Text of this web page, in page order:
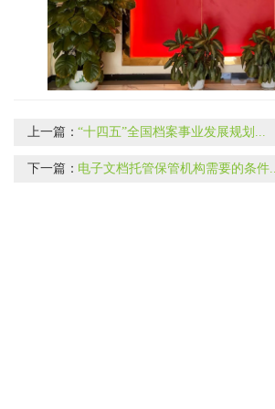
上一篇：“十四五”全国档案事业发展规划...
下一篇： 电子文档托管保管机构需要的条件...